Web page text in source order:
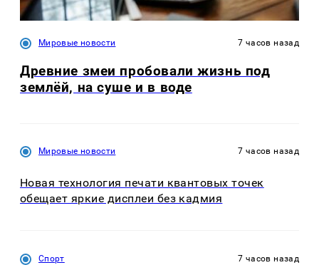
Мировые новости 7 часов назад
Древние змеи пробовали жизнь под
землёй, на суше и в воде
Мировые новости 7 часов назад
Новая технология печати квантовых точек
обещает яркие дисплеи без кадмия
Спорт 7 часов назад